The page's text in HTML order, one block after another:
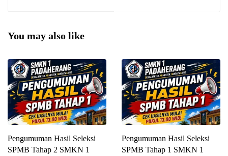
You may also like
Pengumuman Hasil Seleksi
SPMB Tahap 2 SMKN 1
Pengumuman Hasil Seleksi
SPMB Tahap 1 SMKN 1